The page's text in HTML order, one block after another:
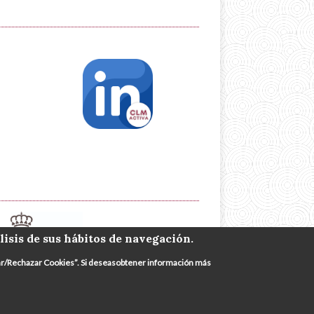
de sus hábitos de navegación.
Rechazar Cookies”. Si deseasobtener información más